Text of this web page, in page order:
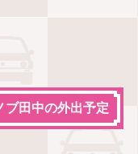
ブ田中の外出予定